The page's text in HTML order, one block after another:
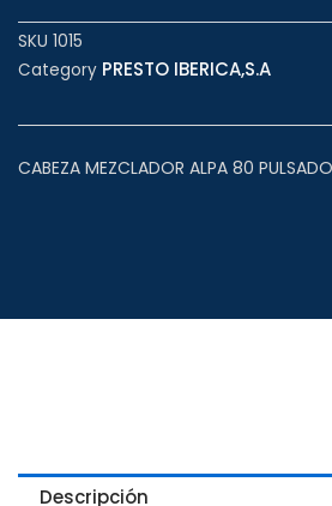
SKU 1015
Category PRESTO IBERICA,S.A
CABEZA MEZCLADOR ALPA 80
Descripción